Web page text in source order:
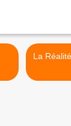
La